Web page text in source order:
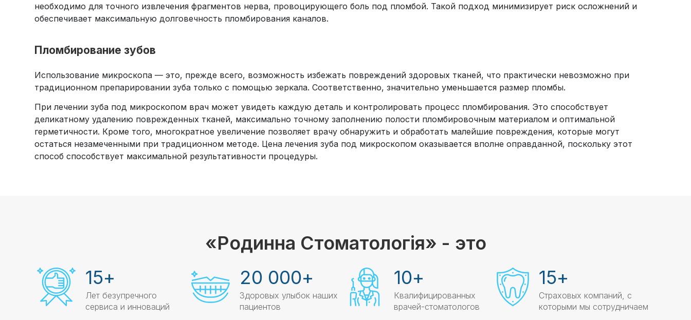
необходимо для точного извлечения фрагментов нерва, провоцирующего боль под пломбой. Такой подход минимизирует риск осложнений и
обеспечивает максимальную долговечность пломбирования каналов.
Пломбирование зубов
Использование микроскопа — это, прежде всего, возможность избежать повреждений здоровых тканей, что практически невозможно при
традиционном препарировании зуба только с помощью зеркала. Соответственно, значительно уменьшается размер пломбы.
При лечении зуба под микроскопом врач может увидеть каждую деталь и контролировать процесс пломбирования. Это способствует
деликатному удалению поврежденных тканей, максимально точному заполнению полости пломбировочным материалом и оптимальной
герметичности. Кроме того, многократное увеличение позволяет врачу обнаружить и обработать малейшие повреждения, которые могут
остаться незамеченными при традиционном методе. Цена лечения зуба под микроскопом оказывается вполне оправданной, поскольку этот
способ способствует максимальной результативности процедуры.
«Родинна Стоматологія» - это
Лет безупречного
сервиса и инноваций
15+
Здоровых улыбок наших
пациентов
20 000+
Квалифицированных
врачей-стоматологов
10+
Страховых компаний, с
которыми мы сотрудничаем
15+